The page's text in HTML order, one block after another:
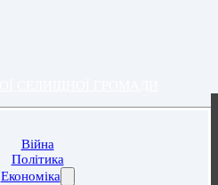
Війна
Політика
Економіка